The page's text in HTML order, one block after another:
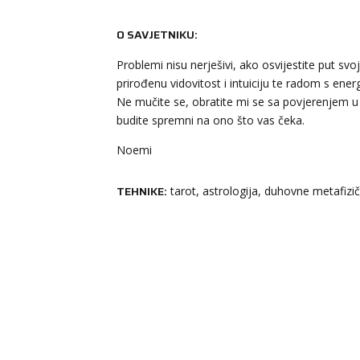
O SAVJETNIKU:
Problemi nisu nerješivi, ako osvijestite put
prirođenu vidovitost i intuiciju te radom s
Ne mučite se, obratite mi se sa povjerenjem
budite spremni na ono što vas čeka.
Noemi
TEHNIKE: tarot, astrologija, duhovne